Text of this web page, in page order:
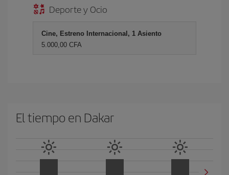
Deporte y Ocio
Cine, Estreno Internacional, 1 Asiento
5.000,00 CFA
El tiempo en Dakar